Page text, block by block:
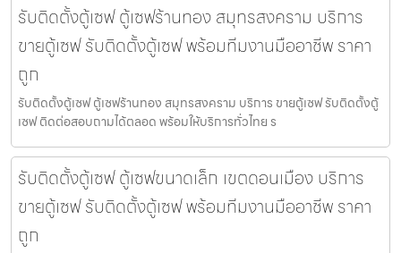
รับติดตั้งตู้เซฟ ตู้เซฟร้านทอง สมุทรสงคราม บริการ
ขายตู้เซฟ รับติดตั้งตู้เซฟ พร้อมทีมงานมืออาชีพ ราคา
ถูก
รับติดตั้งตู้เซฟ ตู้เซฟร้านทอง สมุทรสงคราม บริการ ขายตู้เซฟ รับติดตั้งตู้
เซฟ ติดต่อสอบถามได้ตลอด พร้อมให้บริการทั่วไทย ร
รับติดตั้งตู้เซฟ ตู้เซฟขนาดเล็ก เขตดอนเมือง บริการ
ขายตู้เซฟ รับติดตั้งตู้เซฟ พร้อมทีมงานมืออาชีพ ราคา
ถูก